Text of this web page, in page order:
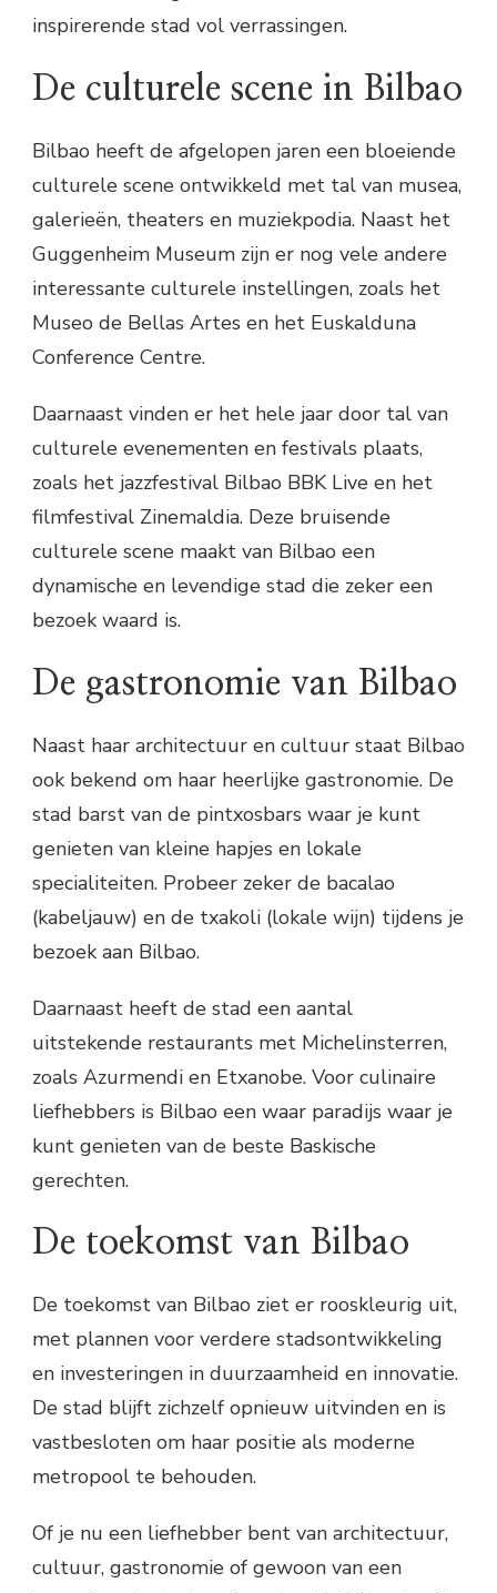
inspirerende stad vol verrassingen.
De culturele scene in Bilbao
Bilbao heeft de afgelopen jaren een bloeiende
culturele scene ontwikkeld met tal van musea,
galerieën, theaters en muziekpodia. Naast het
Guggenheim Museum zijn er nog vele andere
interessante culturele instellingen, zoals het
Museo de Bellas Artes en het Euskalduna
Conference Centre.
Daarnaast vinden er het hele jaar door tal van
culturele evenementen en festivals plaats,
zoals het jazzfestival Bilbao BBK Live en het
filmfestival Zinemaldia. Deze bruisende
culturele scene maakt van Bilbao een
dynamische en levendige stad die zeker een
bezoek waard is.
De gastronomie van Bilbao
Naast haar architectuur en cultuur staat Bilbao
ook bekend om haar heerlijke gastronomie. De
stad barst van de pintxosbars waar je kunt
genieten van kleine hapjes en lokale
specialiteiten. Probeer zeker de bacalao
(kabeljauw) en de txakoli (lokale wijn) tijdens je
bezoek aan Bilbao.
Daarnaast heeft de stad een aantal
uitstekende restaurants met Michelinsterren,
zoals Azurmendi en Etxanobe. Voor culinaire
liefhebbers is Bilbao een waar paradijs waar je
kunt genieten van de beste Baskische
gerechten.
De toekomst van Bilbao
De toekomst van Bilbao ziet er rooskleurig uit,
met plannen voor verdere stadsontwikkeling
en investeringen in duurzaamheid en innovatie.
De stad blijft zichzelf opnieuw uitvinden en is
vastbesloten om haar positie als moderne
metropool te behouden.
Of je nu een liefhebber bent van architectuur,
cultuur, gastronomie of gewoon van een